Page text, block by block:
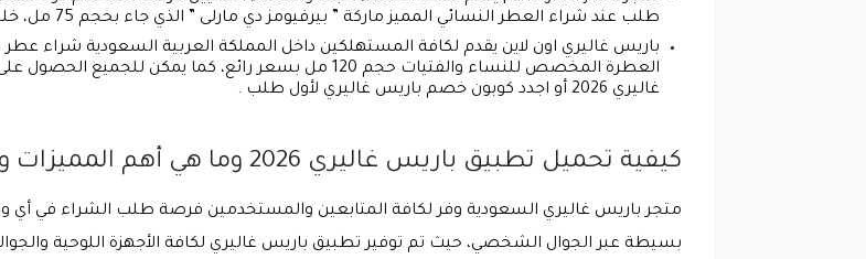
طلب عند شراء العطر النسائي المميز ماركة ” بيرفيومز دي مارلى ” الذي جاء بحجم 75 مل، خليط مميز من خلاصة الورد التركي والروائح الخشبية والفانيليا .
باريس غاليري اون لاين يقدم لكافة المستهلكين داخل المملكة العربية السعودية شراء
العطرة المخصص للنساء والفتيات حجم 120 مل بسعر رائع،
غاليري 2026 أو اجدد كوبون خصم باريس غاليري لأول طلب .
كيفية تحميل تطبيق باريس غاليري 2026 وما هي أهم المميزات والإيجابيات لهذا التطبيق ؟
متجر باريس غاليري السعودية وفر لكافة المتابعين والمستخدمين فرصة طلب الشراء في
بسيطة عبر الجوال الشخصي، حيث تم توفير تطبيق باريس غاليري لكافة الأجهزة اللوحية